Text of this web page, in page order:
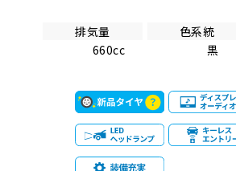
排気量
660cc
色系統
黒